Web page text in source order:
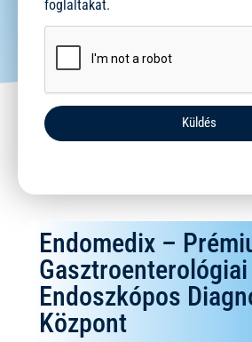
foglaltakat.
Küldés
Endomedix –
Endoszkópos
Központ